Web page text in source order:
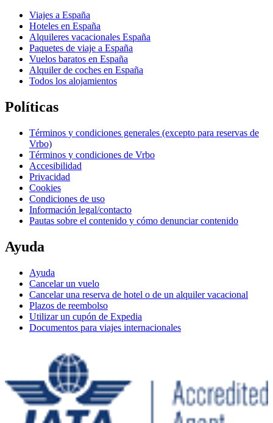
Viajes a España
Hoteles en España
Alquileres vacacionales España
Paquetes de viaje a España
Vuelos baratos en España
Alquiler de coches en España
Todos los alojamientos
Políticas
Términos y condiciones generales (excepto para reservas de
Vrbo)
Términos y condiciones de Vrbo
Accesibilidad
Privacidad
Cookies
Condiciones de uso
Información legal/contacto
Pautas sobre el contenido y cómo denunciar contenido
Ayuda
Ayuda
Cancelar un vuelo
Cancelar una reserva de hotel o de un alquiler vacacional
Plazos de reembolso
Utilizar un cupón de Expedia
Documentos para viajes internacionales